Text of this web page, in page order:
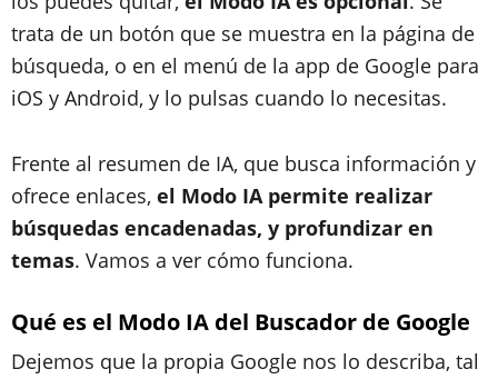
trata de un botón que se muestra en la página de
búsqueda, o en el menú de la app de Google para
iOS y Android, y lo pulsas cuando lo necesitas.
Frente al resumen de IA, que busca información y
ofrece enlaces, el Modo IA permite realizar
búsquedas encadenadas, y profundizar en
temas. Vamos a ver cómo funciona.
Qué es el Modo IA del Buscador de Google
Dejemos que la propia Google nos lo describa, tal